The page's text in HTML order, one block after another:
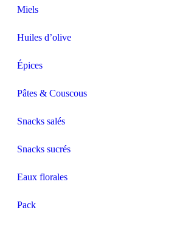
Miels
Huiles d’olive
Épices
Pâtes & Couscous
Snacks salés
Snacks sucrés
Eaux florales
Pack